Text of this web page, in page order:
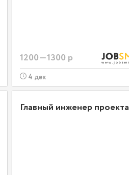
1200—1300 р
4 дек
Главный инженер проекта